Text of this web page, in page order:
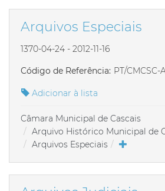
Arquivos Especiais
1370-04-24 - 2012-11-16
Código de Referência: PT/CMCSC-
Adicionar à lista
Câmara Municipal de Cascais
Arquivo Histórico Municipal de
Arquivos Especiais